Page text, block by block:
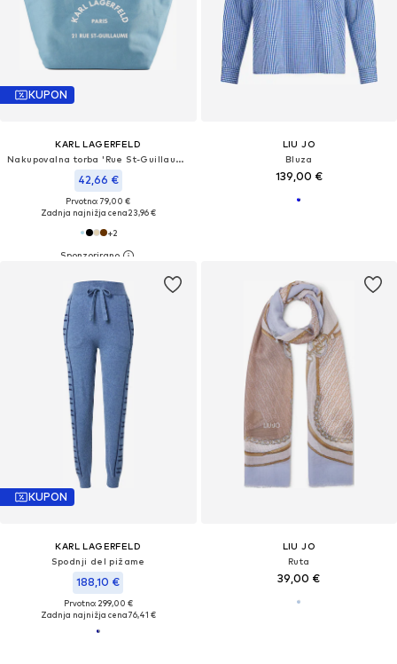
KUPON
KARL LAGERFELD
Nakupovalna torba 'Rue St-Guillaume'
42,66 €
Prvotno: 79,00 €
Zadnja najnižja cena23,96 €
+2
LIU JO
Bluza
139,00 €
KUPON
KARL LAGERFELD
Spodnji del pižame
188,10 €
Prvotno: 299,00 €
Zadnja najnižja cena76,41 €
LIU JO
Ruta
39,00 €